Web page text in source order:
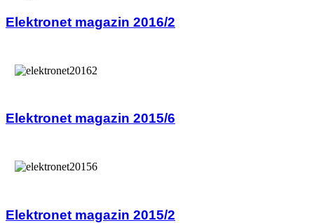
Elektronet magazin 2016/2
Elektronet magazin 2015/6
Elektronet magazin 2015/2